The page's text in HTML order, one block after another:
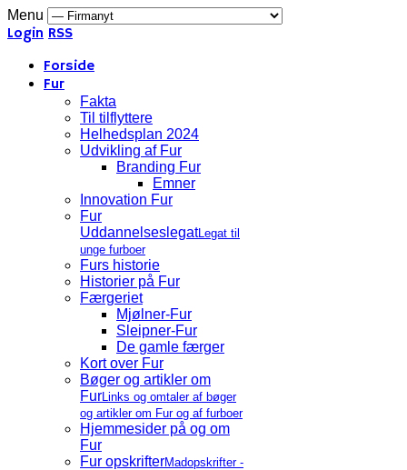
Menu
Login RSS
Forside
Fur
Fakta
Til tilflyttere
Helhedsplan 2024
Udvikling af Fur
Branding Fur
Emner
Innovation Fur
Fur
UddannelseslegatLegat til
unge furboer
Furs historie
Historier på Fur
Færgeriet
Mjølner-Fur
Sleipner-Fur
De gamle færger
Kort over Fur
Bøger og artikler om
FurLinks og omtaler af bøger
og artikler om Fur og af furboer
Hjemmesider på og om
Fur
Fur opskrifterMadopskrifter -